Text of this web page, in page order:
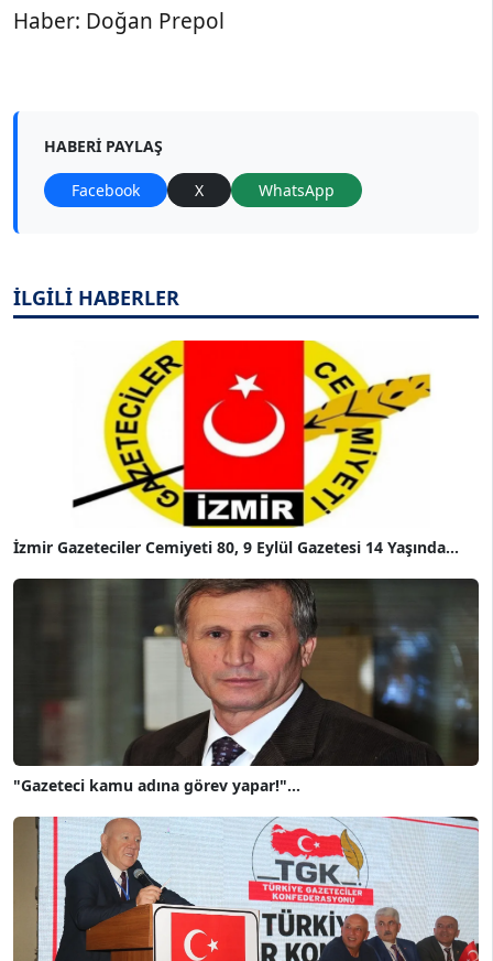
Haber: Doğan Prepol
HABERI PAYLAŞ
Facebook X WhatsApp
İLGİLİ HABERLER
İzmir Gazeteciler Cemiyeti 80, 9 Eylül Gazetesi 14 Yaşında...
"Gazeteci kamu adına görev yapar!"...